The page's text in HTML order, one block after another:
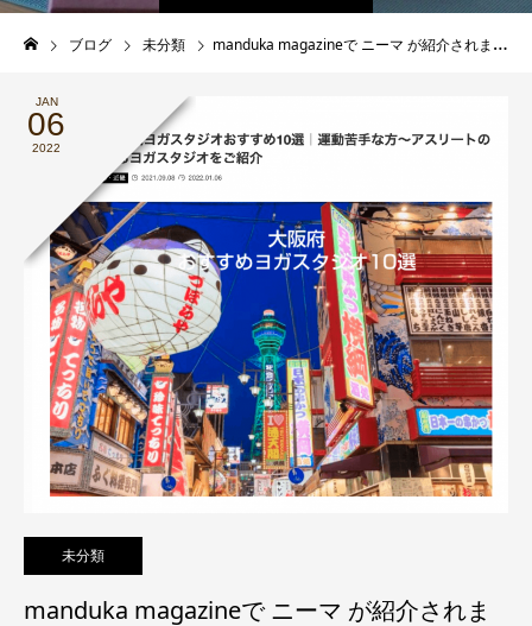
ブログ 未分類 manduka magazineで ニーマ が紹介されました
JAN
06
2022
未分類
manduka magazineで ニーマ が紹介されま